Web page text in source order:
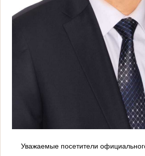
Уважаемые посетители